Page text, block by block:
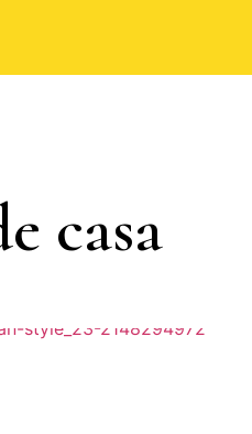
casa